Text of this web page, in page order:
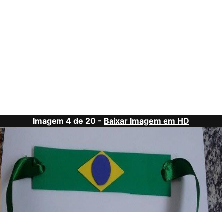
Imagem 4 de 20 - Baixar Imagem em HD